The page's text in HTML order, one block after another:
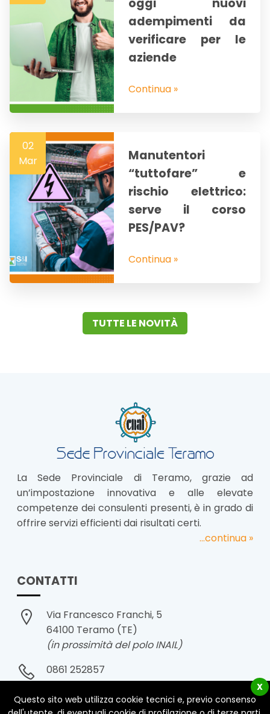
adempimenti da
verificare per le
aziende
Continua »
02
Mar
Manutentori
“tuttofare” e
rischio elettrico:
serve il corso
PES/PAV?
Continua »
TUTTE LE NOVITÀ
La Sede Provinciale di Teramo, grazie ad
un’impostazione innovativa e alle elevate
competenze dei consulenti presenti, è in grado di
offrire servizi efficienti dai risultati certi.
...continua »
CONTATTI
Via Francesco Franchi, 5
64100 Teramo (TE)
(in prossimità del polo INAIL)
0861 252857
0861 1991571
X
Questo sito web utilizza cookie tecnici e, previo consenso